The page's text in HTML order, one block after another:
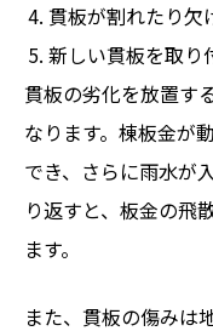
貫板が割れたり欠
新しい貫板を取り
貫板の劣化を放置す
なります。棟板金が
でき、さらに雨水が
り返すと、板金の飛
ます。
また、貫板の傷みは